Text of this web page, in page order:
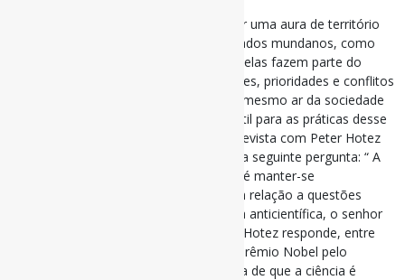
Embora as ciências continuem a manter uma aura de território
asséptico e neutro, intocado pelos pecados mundanos, como
qualquer outra prática social e coletiva, elas fazem parte do
tecido social que as molda. Suas decisões, prioridades e conflitos
não surgem no vácuo, mas respiram o mesmo ar da sociedade
globalizada e, portanto, são terreno fértil para as práticas desse
novo capital financeiro. Na mesma entrevista com Peter Hotez
citada no início, o entrevistador lhe faz a seguinte pergunta: “ A
postura usual da comunidade científica é manter-se
publicamente neutra, especialmente em relação a questões
políticas. Mas, diante da crescente onda anticientífica, o senhor
acha que isso precisa mudar? ”. Ao que Hotez responde, entre
outras coisas: “ Alguém que ganhou o Prêmio Nobel pelo
desarmamento nuclear disse que a ideia de que a ciência é